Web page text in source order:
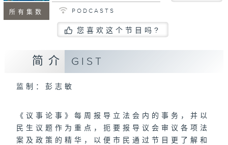
所有集数 PODCASTS
您喜欢这个节目吗?
简介 GIST
监制：彭志敏
《议事论事》每周报导立法会内的事务，并以
民生议题作为重点，扼要报导议会审议各项法
案及政策的精华，以便市民通过节目更了解和